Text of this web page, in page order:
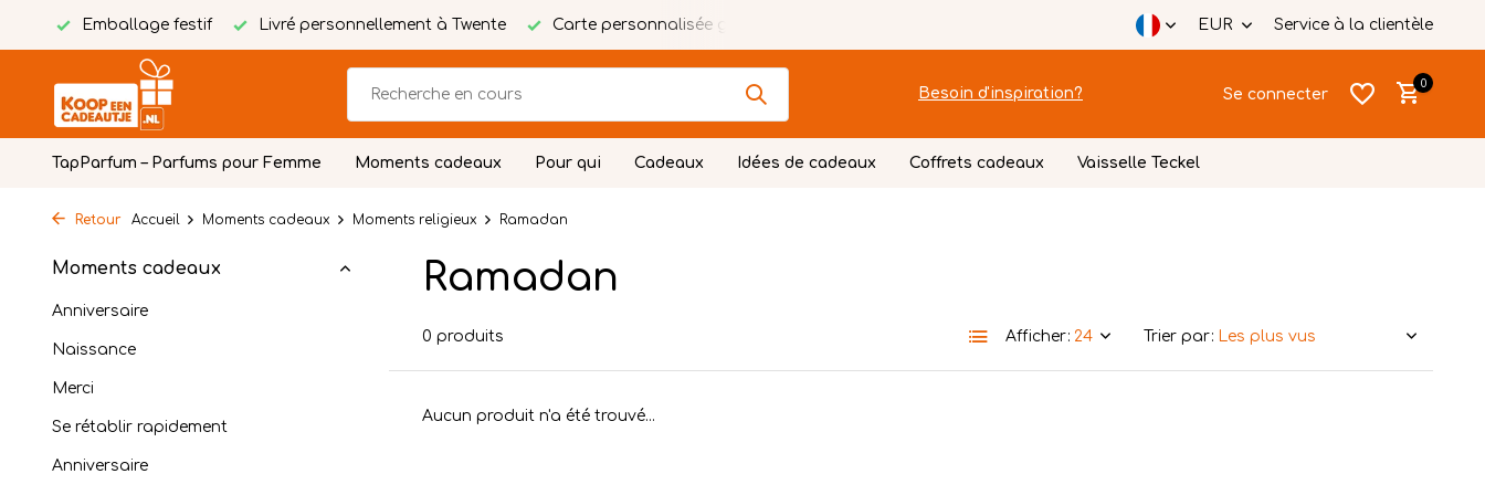
Emballage festif Livré personnellement à Twente Carte personnalisée gratuite EUR Service à la clientèle
Besoin d'inspiration? Se connecter
0
TapParfum – Parfums pour Femme Moments cadeaux Pour qui Cadeaux Idées de cadeaux Coffrets cadeaux Vaisselle Teckel
Retour Accueil Moments cadeaux Moments religieux Ramadan
Moments cadeaux
Anniversaire
Naissance
Merci
Se rétablir rapidement
Anniversaire
Ramadan
0 produits Afficher: Trier par:
Aucun produit n'a été trouvé...